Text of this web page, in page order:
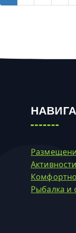
Активности
Рыбалка и